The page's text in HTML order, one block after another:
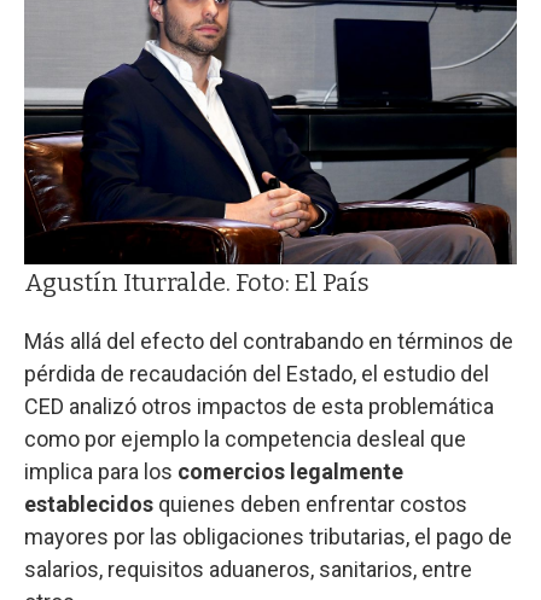
Agustín Iturralde. Foto: El País
Más allá del efecto del contrabando en términos de
pérdida de recaudación del Estado, el estudio del
CED analizó otros impactos de esta problemática
como por ejemplo la competencia desleal que
implica para los comercios legalmente
establecidos quienes deben enfrentar costos
mayores por las obligaciones tributarias, el pago de
salarios, requisitos aduaneros, sanitarios, entre